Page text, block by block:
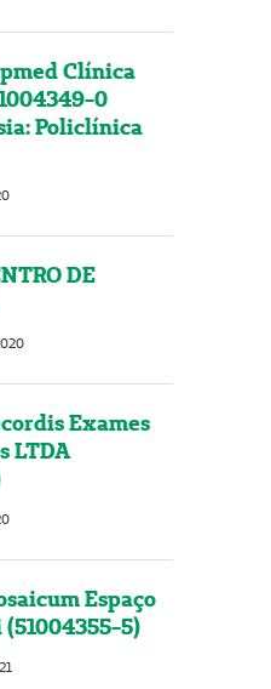
Clínica
0
Policlínica
DE
Exames
LTDA
Espaço
5)